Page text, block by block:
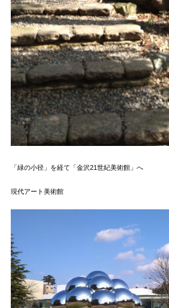
「緑の小径」を経て「金沢21世紀美術館」へ
現代アート美術館